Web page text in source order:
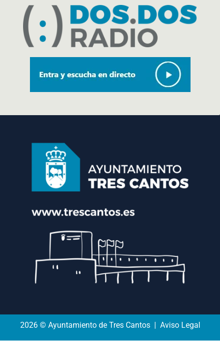
2026 © Ayuntamiento de Tres Cantos | Aviso Legal